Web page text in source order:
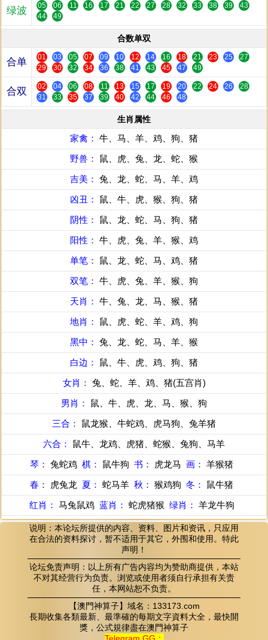
绿波 05 06 11 16 17 21 22 27 28 32 33 38 39
43
44
49
合数单双
合单 01 03 05 07 09 10 12 14 16 18 21 23 25
27
29
30 32 34 36 38 41 43 45 47 49
合双 02 04 06 08 11 13 15 17 19 20 22 24 26
28
31
33 35 37 39 40 42 44 46 48
生肖属性
家禽： 牛、马、羊、鸡、狗、猪
野兽： 鼠、虎、兔、龙、蛇、猴
吉美： 兔、龙、蛇、马、羊、鸡
凶丑： 鼠、牛、虎、猴、狗、猪
阴性： 鼠、龙、蛇、马、狗、猪
阳性： 牛、虎、兔、羊、猴、鸡
单笔： 鼠、龙、蛇、马、鸡、猪
双笔： 牛、虎、兔、羊、猴、狗
天肖： 牛、兔、龙、马、猴、猪
地肖： 鼠、虎、蛇、羊、鸡、狗
黑中： 兔、龙、蛇、马、羊、猴
白边： 鼠、牛、虎、鸡、狗、猪
女肖： 兔、蛇、羊、鸡、猪(五宫肖)
男肖： 鼠、牛、虎、龙、马、猴、狗
三合： 鼠龙猴、牛蛇鸡、虎马狗、兔羊猪
六合： 鼠牛、龙鸡、虎猪、蛇猴、兔狗、马羊
琴： 兔蛇鸡 棋： 鼠牛狗 书： 虎龙马 画： 羊猴猪
春：
虎兔龙 夏： 蛇马羊 秋： 猴鸡狗 冬： 鼠牛猪
红肖： 马兔鼠鸡 蓝肖： 蛇虎猪猴 绿肖： 羊龙牛狗
说明：本论坛所提供的内容、资料、图片和资讯，只应用
在合法的资料探讨，暂不适用于其它，外围和使用。特此
声明！
论坛免责声明：以上所有广告内容均为赞助商提供，本站
不对其经营行为负责。浏览或使用者须自行承担有关责
任，本网站恕不负责。
【澳門神算子】域名：133173.com
長期收集各類最新、最準確的每期文字資料大全，最快開
獎，公式規律盡在澳門神算子
Telegram GG：